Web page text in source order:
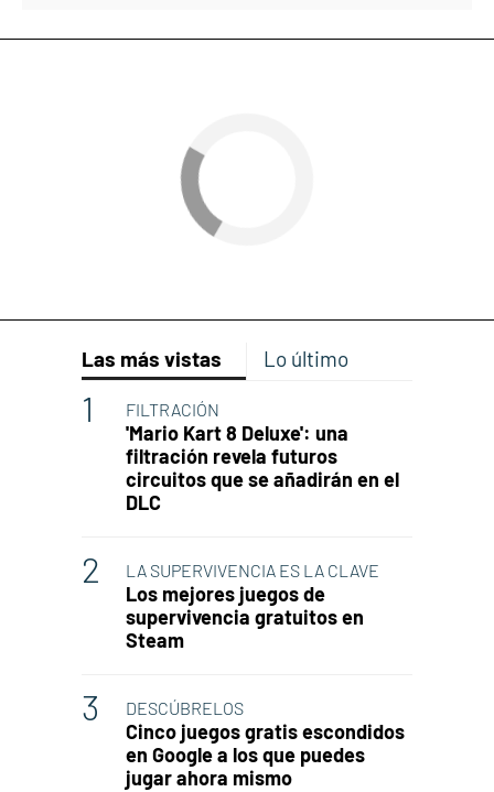
Las más vistas Lo último
FILTRACIÓN
'Mario Kart 8 Deluxe': una
filtración revela futuros
circuitos que se añadirán en el
DLC
LA SUPERVIVENCIA ES LA CLAVE
Los mejores juegos de
supervivencia gratuitos en
Steam
DESCÚBRELOS
Cinco juegos gratis escondidos
en Google a los que puedes
jugar ahora mismo